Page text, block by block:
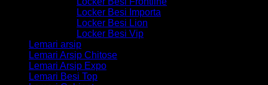
Locker Besi Importa
Locker Besi Lion
Locker Besi Vip
Lemari arsip
Lemari Arsip Chitose
Lemari Arsip Expo
Lemari Besi Top